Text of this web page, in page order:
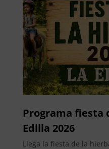
Programa fiesta
Edilla 2026
Llega la fiesta de la